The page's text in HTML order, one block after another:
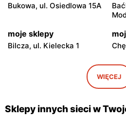
Bukowa, ul. Osiedlowa 15A
moje sklepy
Bilcza, ul. Kielecka 1
Iwaniska, ul. Ujazdowska 5
Gorzyce, ul. Szkolna 44
WIĘCEJ
Sklepy innych sieci w